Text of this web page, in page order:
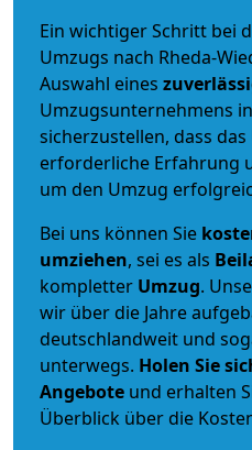
Ein wichtiger Schritt bei
Umzugs nach Rheda-
Auswahl eines
Umzugsunternehmens
sicherzustellen, dass
erforderliche Erfahrung
um den Umzug
Bei uns können Sie
umziehen, sei es als
kompletter Umzug.
wir über die Jahre
deutschlandweit und
unterwegs. Holen Sie
Angebote und erhalten
Überblick über die